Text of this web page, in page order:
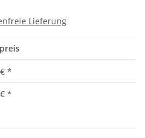
Lieferung
*
*